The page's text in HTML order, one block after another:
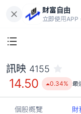
財富自由
立即使用APP
訊映 4155
14.50 0.34% 最
個股概覽 財